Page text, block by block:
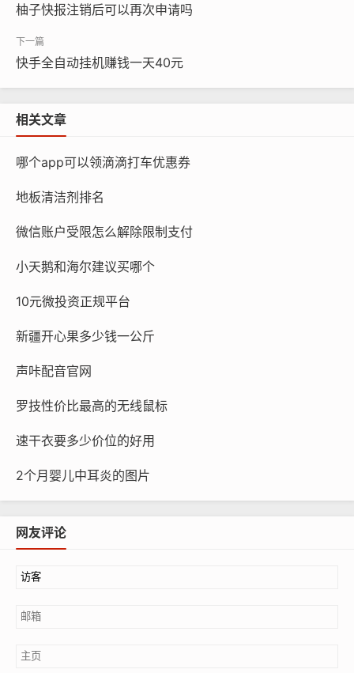
柚子快报注销后可以再次申请吗
快手全自动挂机赚钱一天40元
相关文章
哪个app可以领滴滴打车优惠券
地板清洁剂排名
微信账户受限怎么解除限制支付
小天鹅和海尔建议买哪个
10元微投资正规平台
新疆开心果多少钱一公斤
声咔配音官网
罗技性价比最高的无线鼠标
速干衣要多少价位的好用
2个月婴儿中耳炎的图片
网友评论